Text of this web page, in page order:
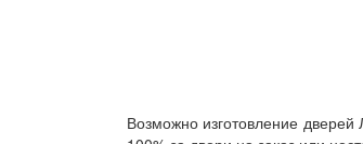
Возможно изготовление